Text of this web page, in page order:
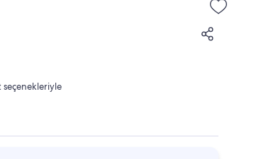
seçenekleriyle